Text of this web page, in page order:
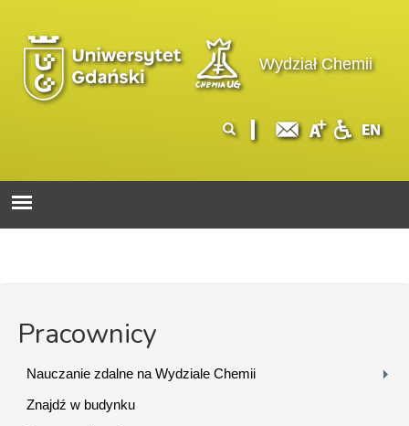
Wydział Chemii
wyszukiwania
Pracownicy
Nauczanie zdalne na Wydziale Chemii
Znajdź w budynku